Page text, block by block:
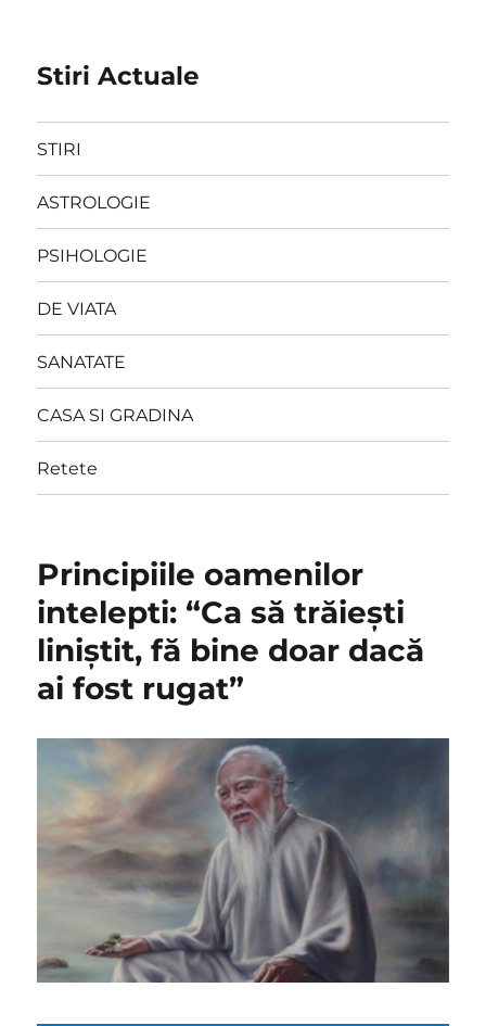
Stiri Actuale
STIRI
ASTROLOGIE
PSIHOLOGIE
DE VIATA
SANATATE
CASA SI GRADINA
Retete
Principiile oamenilor
intelepti: “Ca să trăiești
liniștit, fă bine doar dacă
ai fost rugat”